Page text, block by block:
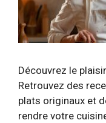
Découvrez le
Retrouvez des
plats originaux et
rendre votre